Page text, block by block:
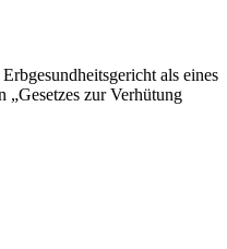
als eines
zur Verhütung